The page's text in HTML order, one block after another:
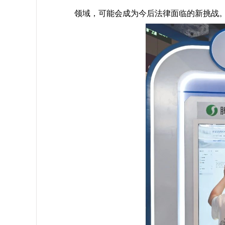
领域，可能会成为今后法律面临的新挑战